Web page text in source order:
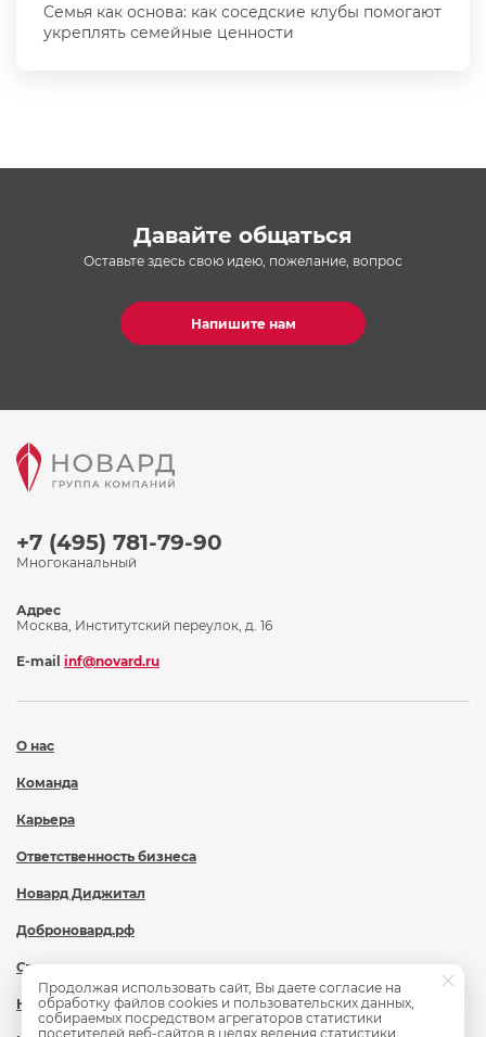
Семья как основа: как соседские клубы помогают
укреплять семейные ценности
Давайте общаться
Оставьте здесь свою идею, пожелание, вопрос
Напишите нам
+7 (495) 781-79-90
Многоканальный
О нас
Команда
Карьера
Ответственность бизнеса
Новард Диджитал
Доброновард.рф
Статьи
Новости
Адрес
Москва, Институтский переулок, д. 16
E-mail inf@novard.ru
Продолжая использовать сайт, Вы даете согласие на
обработку файлов cookies и пользовательских данных,
собираемых посредством агрегаторов статистики
посетителей веб-сайтов в целях ведения статистики